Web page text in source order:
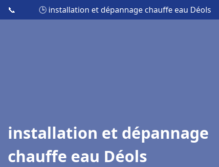
📞 🕒 installation et dépannage chauffe eau Déols
installation et dépannage
chauffe eau Déols